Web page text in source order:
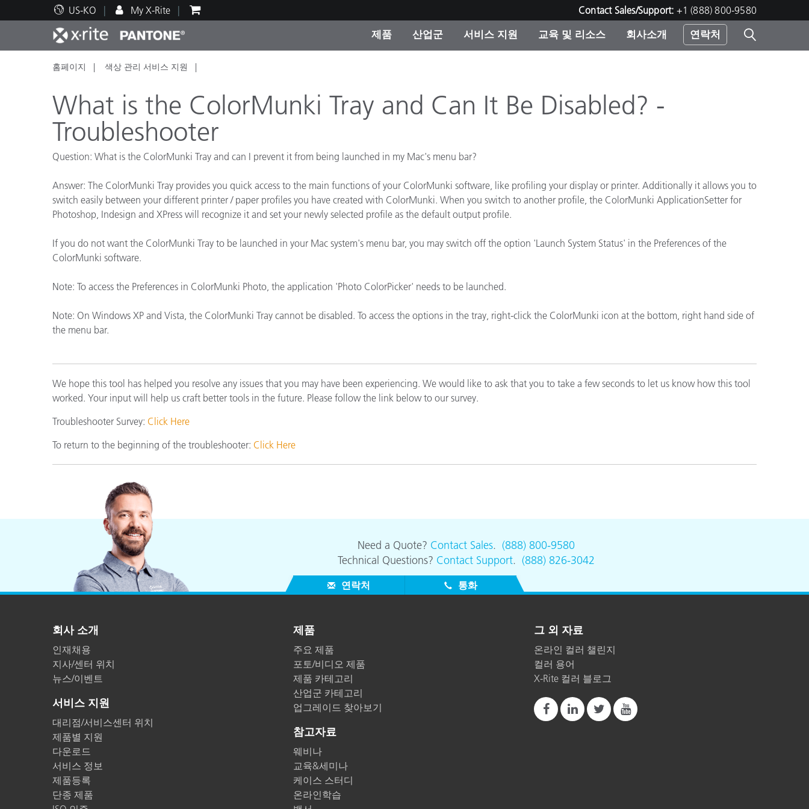
US-KO My X-Rite Contact Sales/Support: +1 (888) 800-9580
제품
주요 제품
진행중인 프로모션
산업군
인쇄 및 패키징
자동차 텍스타일
식품 컬러 측정
종이/페이퍼
서비스 지원
기술 지원
교육 및 리소스
교육 리소스
Brand Experience Center
인기 다운로드
기타 리소스
회사소개 연락처
홈페이지 색상 관리 서비스 지원
What is the ColorMunki Tray and Can It Be Disabled? -
Troubleshooter
Question: What is the ColorMunki Tray and can I prevent it from being launched in my Mac's menu bar?
Answer: The ColorMunki Tray provides you quick access to the main functions of your ColorMunki software, like profiling your display or printer. Additionally it allows you to
switch easily between your different printer / paper profiles you have created with ColorMunki. When you switch to another profile, the ColorMunki ApplicationSetter for
Photoshop, Indesign and XPress will recognize it and set your newly selected profile as the default output profile.
If you do not want the ColorMunki Tray to be launched in your Mac system's menu bar, you may switch off the option 'Launch System Status' in the Preferences of the
ColorMunki software.
Note: To access the Preferences in ColorMunki Photo, the application 'Photo ColorPicker' needs to be launched.
Note: On Windows XP and Vista, the ColorMunki Tray cannot be disabled. To access the options in the tray, right-click the ColorMunki icon at the bottom, right hand side of
the menu bar.
We hope this tool has helped you resolve any issues that you may have been experiencing. We would like to ask that you to take a few seconds to let us know how this tool
worked. Your input will help us craft better tools in the future. Please follow the link below to our survey.
Troubleshooter Survey: Click Here
To return to the beginning of the troubleshooter: Click Here
Need a Quote? Contact Sales. (888) 800-9580
Technical Questions? Contact Support. (888) 826-3042
연락처 통화
회사 소개
인재채용
지사/센터 위치
뉴스/이벤트
서비스 지원
대리점/서비스센터 위치
제품별 지원
다운로드
서비스 정보
제품등록
단종 제품
제품
주요 제품
포토/비디오 제품
제품 카테고리
산업군 카테고리
업그레이드 찾아보기
참고자료
웨비나
교육&세미나
케이스 스터디
온라인학습
그 외 자료
온라인 컬러 챌린지
컬러 용어
X-Rite 컬러 블로그